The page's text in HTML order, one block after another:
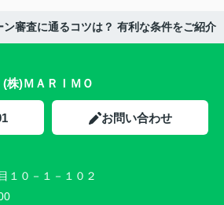
ン審査に通るコツは？ 有利な条件をご紹介
(株)ＭＡＲＩＭＯ
お問い合わせ
１０－１－１０２